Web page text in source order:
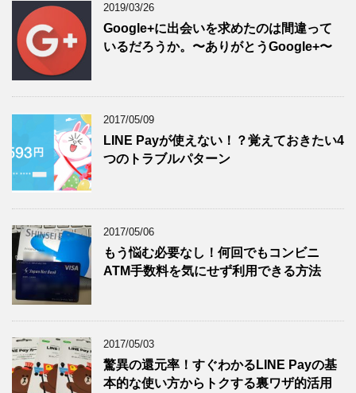
2019/03/26
Google+に出会いを求めたのは間違って
いるだろうか。〜ありがとうGoogle+〜
2017/05/09
LINE Payが使えない！？覚えておきたい4
つのトラブルパターン
2017/05/06
もう悩む必要なし！何回でもコンビニ
ATM手数料を気にせず利用できる方法
2017/05/03
驚異の還元率！すぐわかるLINE Payの基
本的な使い方からトクする裏ワザ的活用